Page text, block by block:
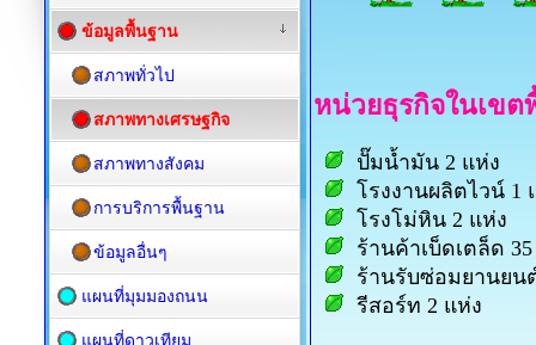
หน่วยธุรกิจในเข
ปั๊มน้ำมัน 2 แห่ง
โรงงานผลิตไวน์ 1
โรงโม่หิน 2 แห่ง
ร้านค้าเบ็ดเตล็ด
ร้านรับซ่อมยานยน
รีสอร์ท 2 แห่ง
ข้อมูลพื้นฐาน
สภาพทั่วไป
สภาพทางเศรษฐกิจ
สภาพทางสังคม
การบริการพื้นฐาน
ข้อมูลอื่นๆ
แผนที่มุมมองถนน
แผนที่ดาวเทียม